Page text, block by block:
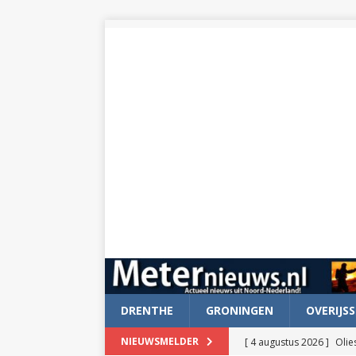
DRENTHE GRONINGEN
NIEUWSMELDER [ 4 augustus 2026 ]